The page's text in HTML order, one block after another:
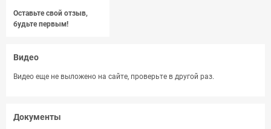
Оставьте свой отзыв,
будьте первым!
Видео
Видео еще не выложено на сайте, проверьте в другой раз.
Документы